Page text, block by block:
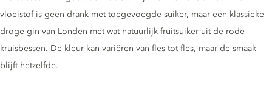
vloeistof is geen drank met toegevoegde suiker, maar een klassieke
droge gin van Londen met wat natuurlijk fruitsuiker uit de rode
kruisbessen. De kleur kan variëren van fles tot fles, maar de smaak
blijft hetzelfde.